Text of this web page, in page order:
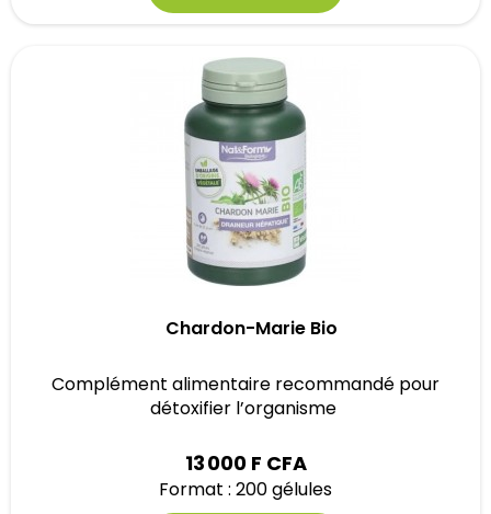
Chardon-Marie Bio
Complément alimentaire recommandé pour
détoxifier l’organisme
13 000 F CFA
Format : 200 gélules